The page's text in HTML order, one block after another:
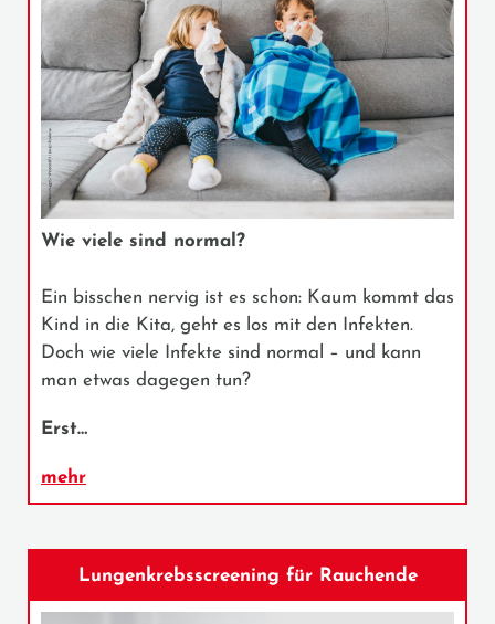
Wie viele sind normal?
Ein bisschen nervig ist es schon: Kaum kommt das
Kind in die Kita, geht es los mit den Infekten.
Doch wie viele Infekte sind normal – und kann
man etwas dagegen tun?
Erst…
mehr
Lungenkrebsscreening für Rauchende